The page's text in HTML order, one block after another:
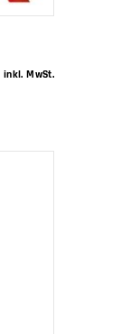
inkl. MwSt.